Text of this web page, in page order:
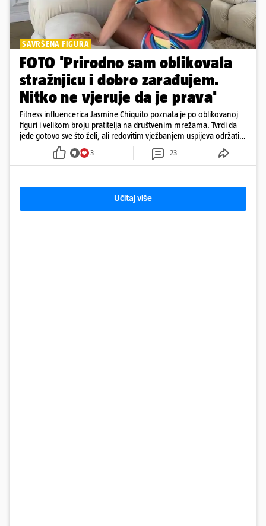
SAVRŠENA FIGURA
FOTO 'Prirodno sam oblikovala
stražnjicu i dobro zarađujem.
Nitko ne vjeruje da je prava'
Fitness influencerica Jasmine Chiquito poznata je po oblikovanoj
figuri i velikom broju pratitelja na društvenim mrežama. Tvrdi da
jede gotovo sve što želi, ali redovitim vježbanjem uspijeva održati
oblik tijela, posebno naglašene gluteuse
3 23
Učitaj više